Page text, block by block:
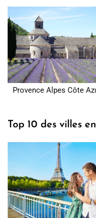
Provence Alpes Côte
Top 10 des villes